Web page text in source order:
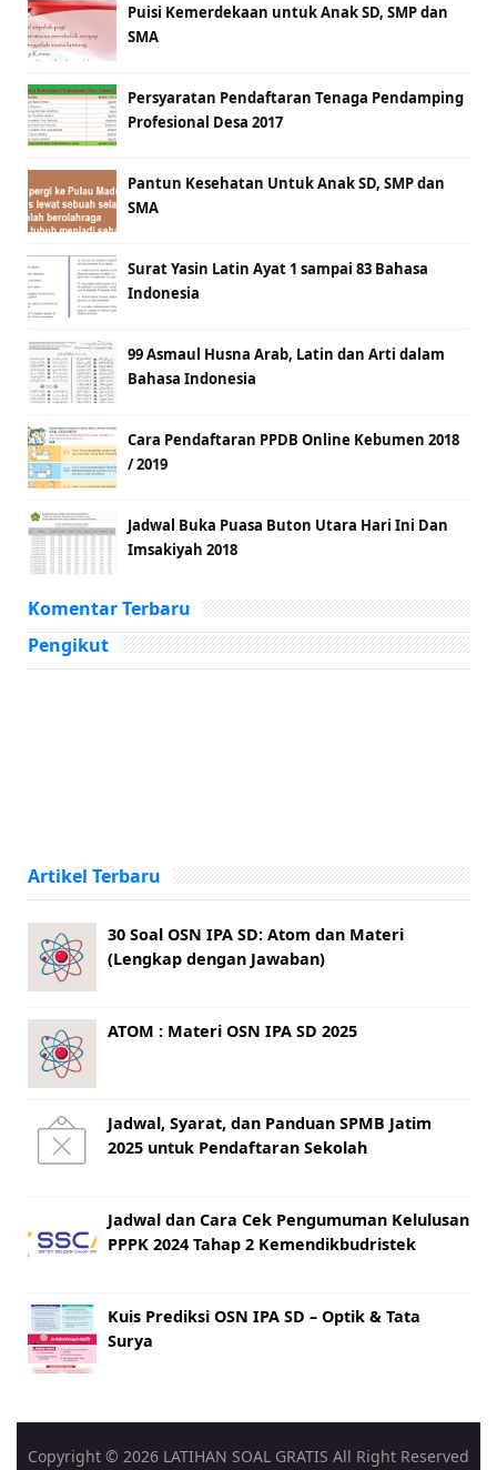
Puisi Kemerdekaan untuk Anak SD, SMP dan
SMA
Persyaratan Pendaftaran Tenaga Pendamping
Profesional Desa 2017
Pantun Kesehatan Untuk Anak SD, SMP dan
SMA
Surat Yasin Latin Ayat 1 sampai 83 Bahasa
Indonesia
99 Asmaul Husna Arab, Latin dan Arti dalam
Bahasa Indonesia
Cara Pendaftaran PPDB Online Kebumen 2018
/ 2019
Jadwal Buka Puasa Buton Utara Hari Ini Dan
Imsakiyah 2018
Komentar Terbaru
Pengikut
Artikel Terbaru
30 Soal OSN IPA SD: Atom dan Materi
(Lengkap dengan Jawaban)
ATOM : Materi OSN IPA SD 2025
Jadwal, Syarat, dan Panduan SPMB Jatim
2025 untuk Pendaftaran Sekolah
Jadwal dan Cara Cek Pengumuman Kelulusan
PPPK 2024 Tahap 2 Kemendikbudristek
Kuis Prediksi OSN IPA SD – Optik & Tata
Surya
Copyright © 2026 LATIHAN SOAL GRATIS All Right Reserved